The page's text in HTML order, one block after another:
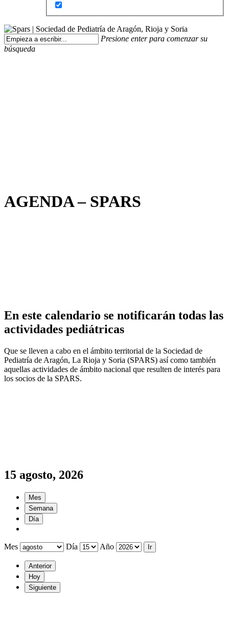
Presione enter para comenzar su
búsqueda
AGENDA – SPARS
En este calendario se notificarán todas las
actividades pediátricas
Que se lleven a cabo en el ámbito territorial de la Sociedad de
Pediatría de Aragón, La Rioja y Soria (SPARS) así como también
aquellas actividades de ámbito nacional que resulten de interés para
los socios de la SPARS.
15 agosto, 2026
Mes
Semana
Día
Mes Día Año
Anterior
Hoy
Siguiente